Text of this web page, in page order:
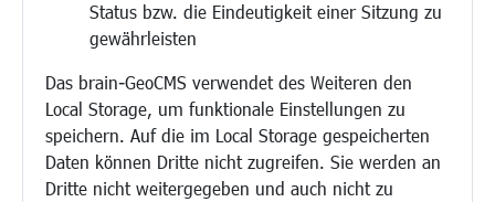
Status bzw. die Eindeutigkeit einer Sitzung zu
gewährleisten
Das brain-GeoCMS verwendet des Weiteren den
Local Storage, um funktionale Einstellungen zu
speichern. Auf die im Local Storage gespeicherten
Daten können Dritte nicht zugreifen. Sie werden an
Dritte nicht weitergegeben und auch nicht zu
Bebauungsplanung
Verkehr/Mobilität
Glasfaserausbau
Aktuelle Baustellen
Paddelteich
CINDY S